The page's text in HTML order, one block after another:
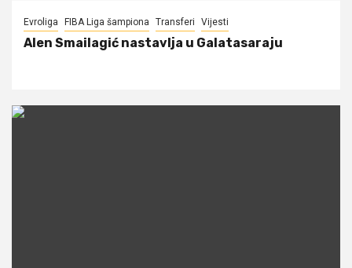
Evroliga FIBA Liga šampiona Transferi Vijesti
Alen Smailagić nastavlja u Galatasaraju